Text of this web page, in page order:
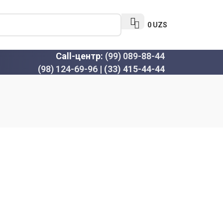
0 UZS
Call-центр: (99) 089-88-44
(98) 124-69-96 | (33) 415-44-44